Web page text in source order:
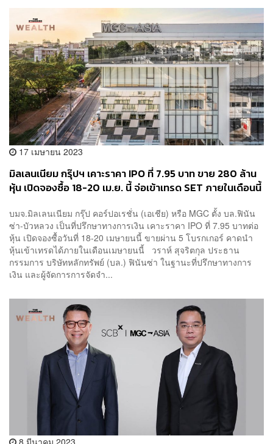
17 เมษายน 2023
มิลเลนเนียม กรุ๊ปฯ เคาะราคา IPO ที่ 7.95 บาท ขาย 280 ล้าน
หุ้น เปิดจองซื้อ 18-20 เม.ย. นี้ จ่อเข้าเทรด SET ภายในเดือนนี้
บมจ.มิลเลนเนียม กรุ๊ป คอร์ปอเรชั่น (เอเชีย) หรือ MGC ตั้ง บล.ฟินัน
ซ่า-บัวหลวง เป็นที่ปรึกษาทางการเงิน เคาะราคา IPO ที่ 7.95 บาทต่อ
หุ้น เปิดจองซื้อวันที่ 18-20 เมษายนนี้ ขายผ่าน 5 โบรกเกอร์ คาดนำ
หุ้นเข้าเทรดได้ภายในเดือนเมษายนนี้ วราห์ สุจริตกุล ประธาน
กรรมการ บริษัทหลักทรัพย์ (บล.) ฟินันซ่า ในฐานะที่ปรึกษาทางการ
เงิน และผู้จัดการการจัดจำ...